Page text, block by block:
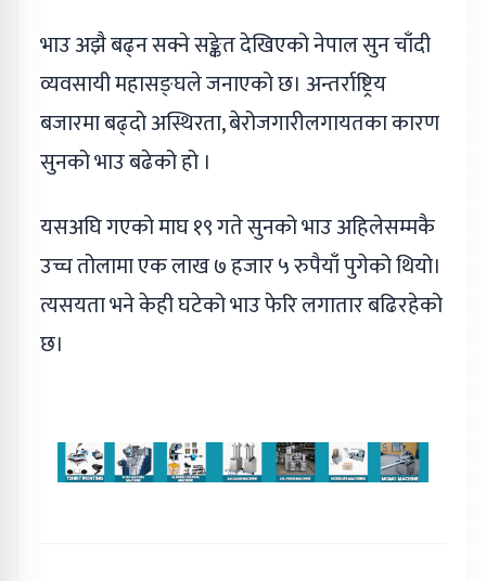
भाउ अझै बढ्न सक्ने सङ्केत देखिएको नेपाल सुन चाँदी
व्यवसायी महासङ्घले जनाएको छ। अन्तर्राष्ट्रिय
बजारमा बढ्दो अस्थिरता, बेरोजगारीलगायतका कारण
सुनको भाउ बढेको हो ।
यसअघि गएको माघ १९ गते सुनको भाउ अहिलेसम्मकै
उच्च तोलामा एक लाख ७ हजार ५ रुपैयाँ पुगेको थियो।
त्यसयता भने केही घटेको भाउ फेरि लगातार बढिरहेको
छ।